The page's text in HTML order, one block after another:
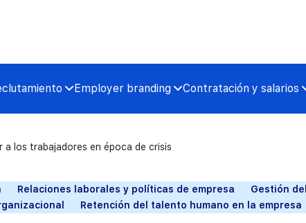
Employer branding Contratación y salarios
a los trabajadores en época de crisis
Relaciones laborales y políticas de empresa
Gestión
Retención del talento humano en la empresa